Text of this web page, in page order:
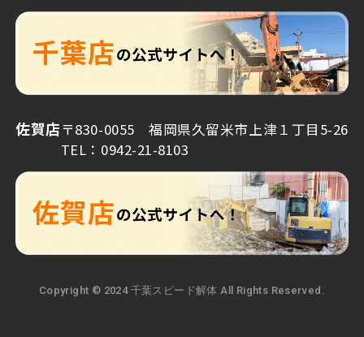
佐賀店〒830-0055 福岡県久留米市上津１丁目5-26
TEL：0942-21-8103
Copyright © 2024 千葉スピード解体 All Rights Reserved.